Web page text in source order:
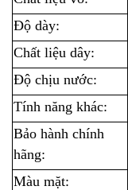
Độ dày:
Chất liệu dây:
Độ chịu nước:
Tính năng khác:
Bảo hành chính
hãng:
Màu mặt: